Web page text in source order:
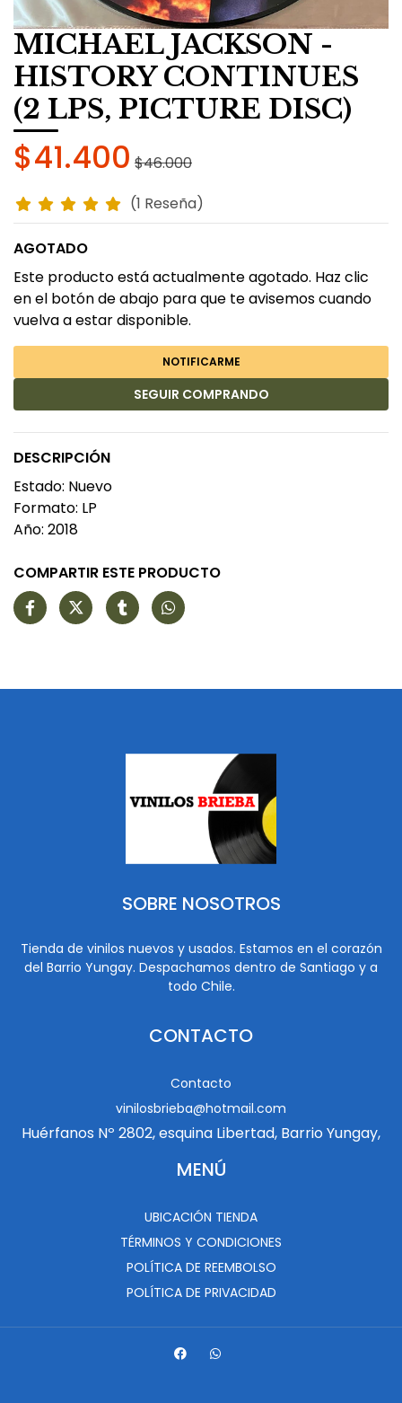
MICHAEL JACKSON -
HISTORY CONTINUES
(2 LPS, PICTURE DISC)
$41.400 $46.000
(1 Reseña)
AGOTADO
Este producto está actualmente agotado. Haz clic
en el botón de abajo para que te avisemos cuando
vuelva a estar disponible.
NOTIFICARME
SEGUIR COMPRANDO
DESCRIPCIÓN
Estado: Nuevo
Formato: LP
Año: 2018
COMPARTIR ESTE PRODUCTO
SOBRE NOSOTROS
Tienda de vinilos nuevos y usados. Estamos en el corazón
del Barrio Yungay. Despachamos dentro de Santiago y a
todo Chile.
CONTACTO
Contacto
vinilosbrieba@hotmail.com
Huérfanos Nº 2802, esquina Libertad, Barrio Yungay,
MENÚ
UBICACIÓN TIENDA
TÉRMINOS Y CONDICIONES
POLÍTICA DE REEMBOLSO
POLÍTICA DE PRIVACIDAD